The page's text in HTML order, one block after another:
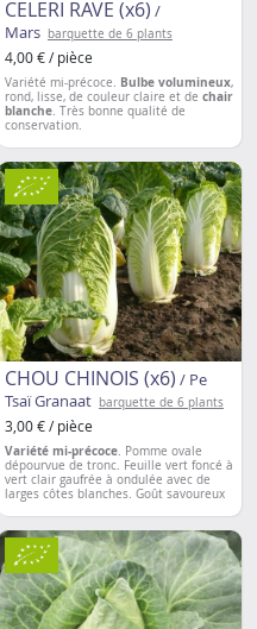
CELERI RAVE (x6) /
Mars barquette de 6 plants
4,00 € / pièce
Variété mi-précoce. Bulbe volumineux,
rond, lisse, de couleur claire et de chair
blanche. Très bonne qualité de
conservation.
Espacement entre les plantations: 30
cm
CHOU CHINOIS (x6) / Pe
Tsaï Granaat barquette de 6 plants
3,00 € / pièce
Variété mi-précoce. Pomme ovale
dépourvue de tronc. Feuille vert foncé à
vert clair gaufrée à ondulée avec de
larges côtes blanches. Goût savoureux
Espacements entre les plantations: 40
à 50 cm